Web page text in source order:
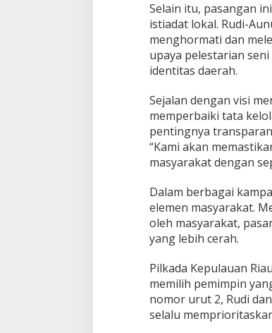
Selain itu, pasangan
istiadat lokal. Rudi-
menghormati dan
upaya pelestarian
identitas daerah.
Sejalan dengan visi
memperbaiki tata
pentingnya
“Kami akan
masyarakat dengan
Dalam berbagai
elemen masyarakat.
oleh masyarakat,
yang lebih cerah.
Pilkada Kepulauan
memilih pemimpin
nomor urut 2, Rudi
selalu